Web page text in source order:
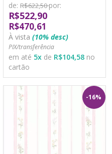
de: R$622,50por:
R$522,90
R$470,61
À vista (10% desc)
PIX/transferência
em até 5x de R$104,58 no
cartão
-16%